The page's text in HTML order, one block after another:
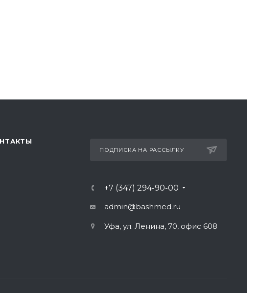
ПОДПИСКА НА РАССЫЛКУ
+7 (347) 294-90-00
admin@bashmed.ru
Уфа, ул. Ленина, 70, офис 608